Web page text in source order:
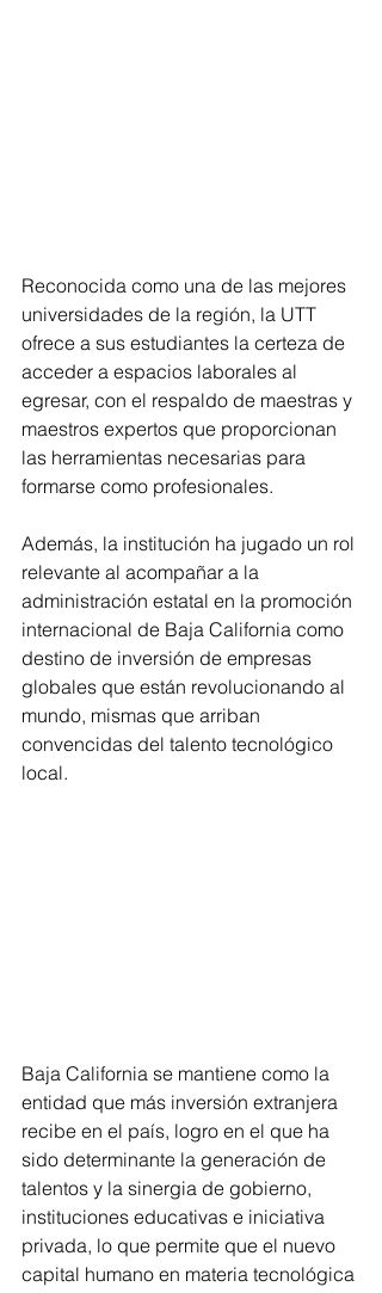
Reconocida como una de las mejores
universidades de la región, la UTT
ofrece a sus estudiantes la certeza de
acceder a espacios laborales al
egresar, con el respaldo de maestras y
maestros expertos que proporcionan
las herramientas necesarias para
formarse como profesionales.
Además, la institución ha jugado un rol
relevante al acompañar a la
administración estatal en la promoción
internacional de Baja California como
destino de inversión de empresas
globales que están revolucionando al
mundo, mismas que arriban
convencidas del talento tecnológico
local.
Baja California se mantiene como la
entidad que más inversión extranjera
recibe en el país, logro en el que ha
sido determinante la generación de
talentos y la sinergia de gobierno,
instituciones educativas e iniciativa
privada, lo que permite que el nuevo
capital humano en materia tecnológica